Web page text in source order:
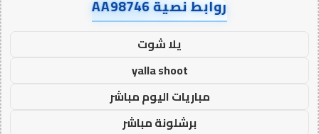
روابط نصية AA98746
يلا شوت
yalla shoot
مباريات اليوم مباشر
برشلونة مباشر